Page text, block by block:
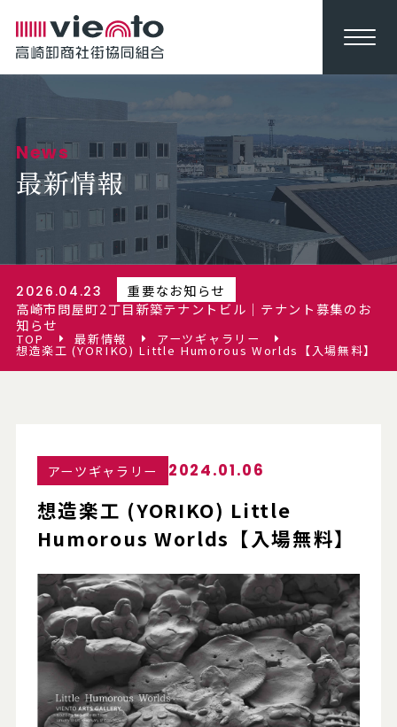
News
最新情報
2026.04.23
重要なお知らせ
高崎市問屋町2丁目新築テナントビル｜テナント募集のお
知らせ
TOP 最新情報 アーツギャラリー
想造楽工 (YORIKO) Little Humorous Worlds【入場無料】
アーツギャラリー 2024.01.06
想造楽工 (YORIKO) Little
Humorous Worlds【入場無料】